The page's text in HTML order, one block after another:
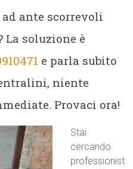
ante scorrevoli
La soluzione è
e parla subito
niente
Provaci ora!
Stai
cercando
professionist